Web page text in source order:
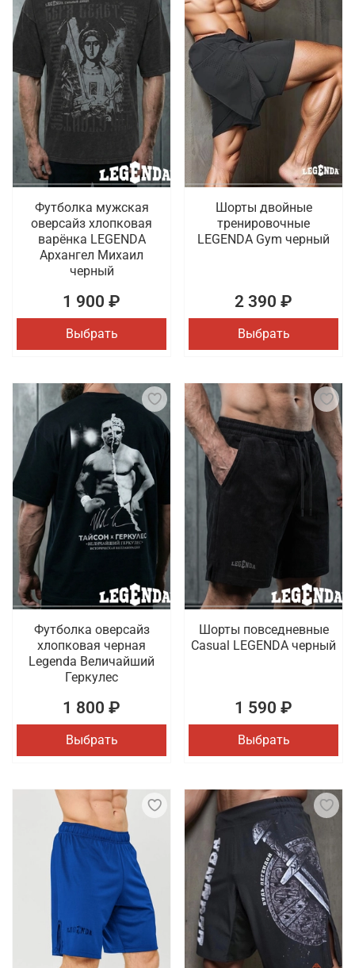
Футболка мужская
оверсайз хлопковая
варёнка LEGENDA
Архангел Михаил
черный
1 900 ₽
Выбрать
Шорты двойные
тренировочные
LEGENDA Gym черный
2 390 ₽
Выбрать
Футболка оверсайз
хлопковая черная
Legenda Величайший
Геркулес
1 800 ₽
Выбрать
Шорты повседневные
Casual LEGENDA черный
1 590 ₽
Выбрать